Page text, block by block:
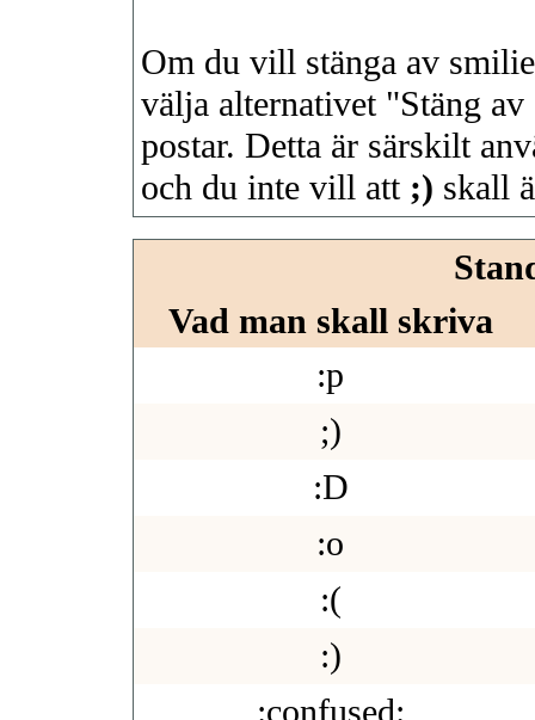
Om du vill stänga av
välja alternativet "Stäng
postar. Detta är särskilt
och du inte vill att ;) skall
Vad man skall skriva
:p
;)
:D
:o
:(
:)
:confused: